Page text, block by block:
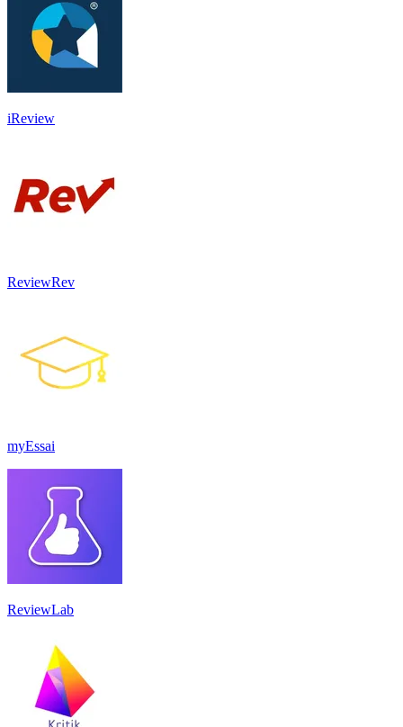
iReview
ReviewRev
myEssai
ReviewLab